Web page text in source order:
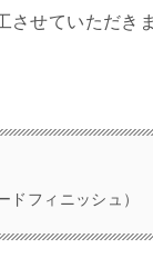
させていただき
フィニッシュ）